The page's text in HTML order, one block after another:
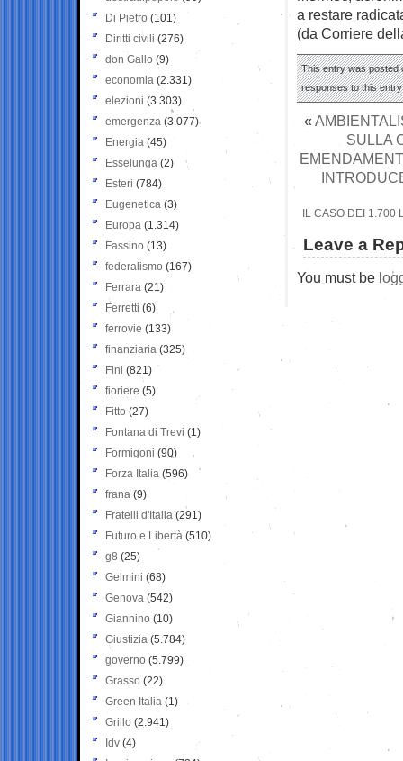
a restare
(da Corriere
This entry was posted
responses to this
«
SULLA
IL CASO DEI 1.700
Leave a
You must be
Di Pietro (101)
Diritti civili (276)
don Gallo (9)
economia (2.331)
elezioni (3.303)
emergenza (3.077)
Energia (45)
Esselunga (2)
Esteri (784)
Eugenetica (3)
Europa (1.314)
Fassino (13)
federalismo (167)
Ferrara (21)
Ferretti (6)
ferrovie (133)
finanziaria (325)
Fini (821)
fioriere (5)
Fitto (27)
Fontana di Trevi (1)
Formigoni (90)
Forza Italia (596)
frana (9)
Fratelli d'Italia (291)
Futuro e Libertà (510)
g8 (25)
Gelmini (68)
Genova (542)
Giannino (10)
Giustizia (5.784)
governo (5.799)
Grasso (22)
Green Italia (1)
Grillo (2.941)
Idv (4)